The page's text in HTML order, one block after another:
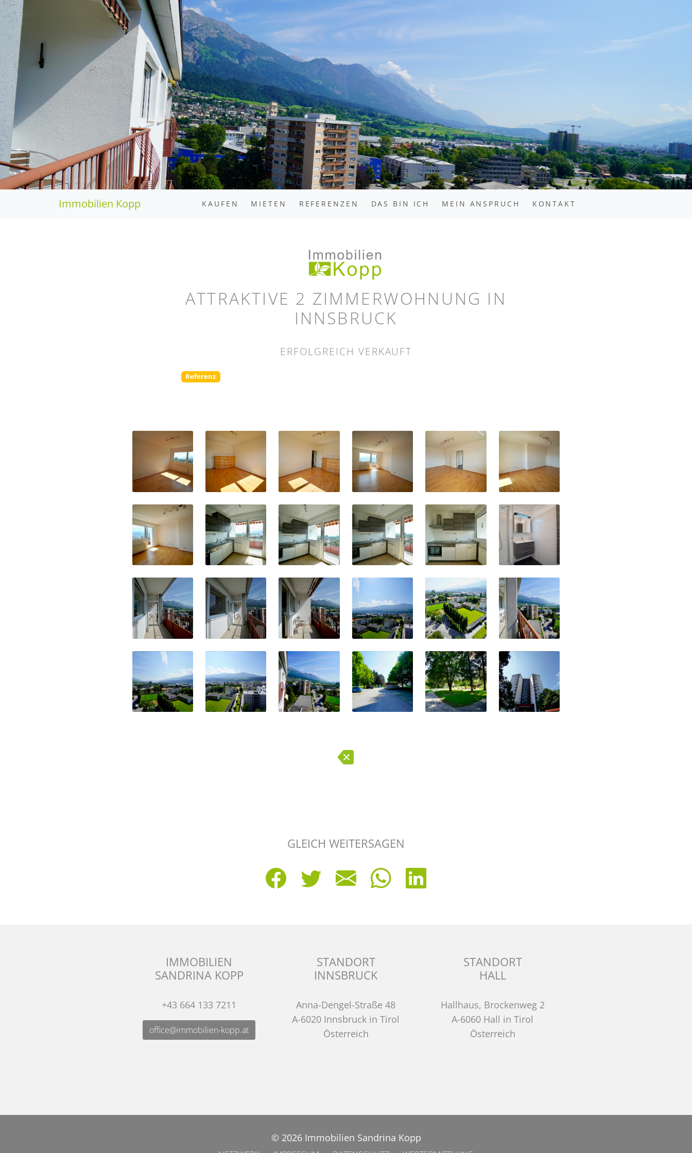
Immobilien Kopp KAUFEN MIETEN REFERENZEN DAS BIN ICH MEIN ANSPRUCH KONTAKT
ATTRAKTIVE 2 ZIMMERWOHNUNG IN
INNSBRUCK
ERFOLGREICH VERKAUFT
Referenz
GLEICH WEITERSAGEN
IMMOBILIEN
SANDRINA KOPP
+43 664 133 7211
office@immobilien-kopp.at
STANDORT
INNSBRUCK
Anna-Dengel-Straße 48
A-6020 Innsbruck in Tirol
Österreich
STANDORT
HALL
Hallhaus, Brockenweg 2
A-6060 Hall in Tirol
Österreich
© 2026 Immobilien Sandrina Kopp